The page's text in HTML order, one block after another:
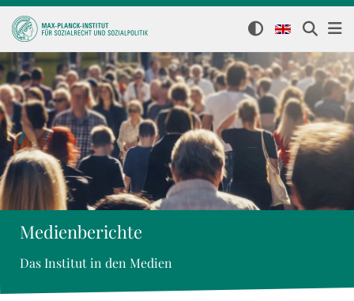
Medienberichte
Das Institut in den Medien